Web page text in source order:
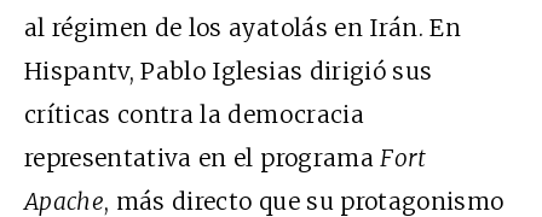
al régimen de los ayatolás en Irán. En
Hispantv, Pablo Iglesias dirigió sus
críticas contra la democracia
representativa en el programaFort
Apache, más directo que su protagonismo